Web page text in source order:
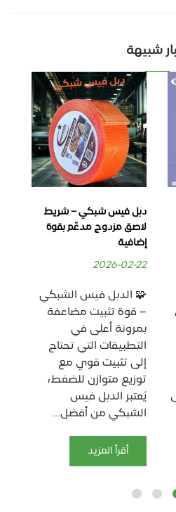
شبيهة
دبل فيس شبكي – شريط
لاصق مزدوج مدعّم بقوة
إضافية
2026-02-22
🧩 الدبل فيس الشبكي
– قوة تثبيت مضاعفة
بمرونة أعلى في
التطبيقات التي تحتاج
إلى تثبيت قوي مع
توزيع متوازن للضغط،
يُعتبر الدبل فيس
الشبكي من أفضل...
أقرأ المزيد